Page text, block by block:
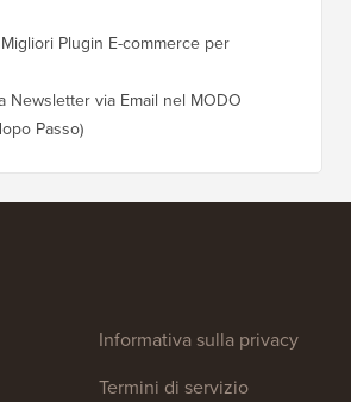
Plugin E-commerce per
Newsletter via Email nel MODO
Passo)
Informativa sulla privacy
Termini di servizio